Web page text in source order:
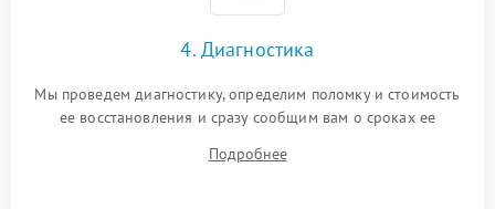
4. Диагностика
Мы проведем диагностику, определим поломку и стоимость
ее восстановления и сразу сообщим вам о сроках ее
Подробнее